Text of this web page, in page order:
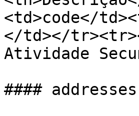
<td>code</
</td></
Atividade
#### addresses